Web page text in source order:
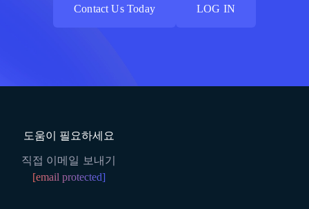
Contact Us Today
LOG IN
도움이 필요하세요
직접 이메일 보내기
[email protected]